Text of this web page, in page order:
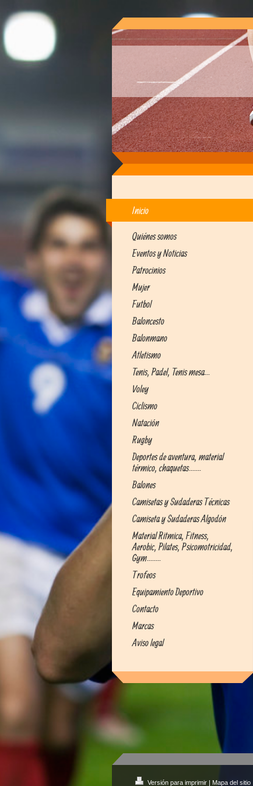
Inicio
Quiénes somos
Eventos y Noticias
Patrocinios
Mujer
Futbol
Baloncesto
Balonmano
Atletismo
Tenis, Padel, Tenis mesa...
Voley
Ciclismo
Natación
Rugby
Deportes de aventura, material
térmico, chaquetas.......
Balones
Camisetas y Sudaderas Técnicas
Camiseta y Sudaderas Algodón
Material Ritmica, Fitness,
Aerobic, Pilates, Psicomotricidad,
Gym........
Trofeos
Equipamiento Deportivo
Contacto
Marcas
Aviso legal
Versión para imprimir | Mapa del sitio